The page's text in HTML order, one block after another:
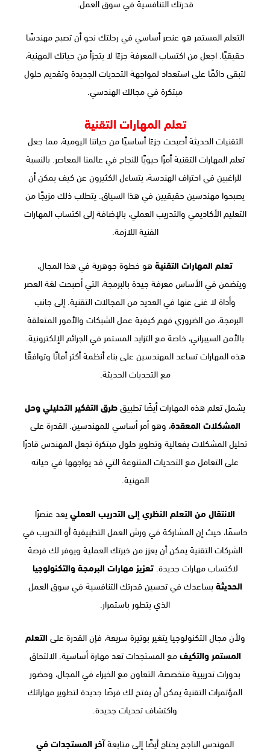
قدرتك التنافسية في سوق العمل.
التعلم المستمر هو عنصر أساسي في رحلتك نحو أن تصبح مهندسًا
حقيقيًا. اجعل من اكتساب المعرفة جزءًا لا يتجزأ من حياتك المهنية،
لتبقى دائمًا على استعداد لمواجهة التحديات الجديدة وتقديم حلول
مبتكرة في مجالك الهندسي.
تعلم المهارات التقنية
التقنيات الحديثة أصبحت جزءًا أساسيًا من حياتنا اليومية، مما جعل
تعلم المهارات التقنية أمرًا حيويًا للنجاح في عالمنا المعاصر. بالنسبة
للراغبين في احتراف الهندسة، يتساءل الكثيرون عن كيف يمكن أن
يصبحوا مهندسين حقيقيين في هذا السياق. يتطلب ذلك مزيجًا من
التعليم الأكاديمي والتدريب العملي، بالإضافة إلى اكتساب المهارات
الفنية اللازمة.
تعلم المهارات التقنيةهو خطوة جوهرية في هذا المجال،
ويتضمن في الأساس معرفة جيدة بالبرمجة، التي أصبحت لغة العصر
وأداة لا غنى عنها في العديد من المجالات التقنية. إلى جانب
البرمجة، من الضروري فهم كيفية عمل الشبكات والأمور المتعلقة
بالأمن السيبراني، خاصة مع التزايد المستمر في الجرائم الإلكترونية.
هذه المهارات تساعد المهندسين على بناء أنظمة أكثر أمانًا وتوافقًا
مع التحديات الحديثة.
يشمل تعلم هذه المهارات أيضًا تطبيقطرق التفكير التحليلي وحل
المشكلات المعقدة، وهو أمر أساسي للمهندسين. القدرة على
تحليل المشكلات بفعالية وتطوير حلول مبتكرة تجعل المهندس قادرًا
على التعامل مع التحديات المتنوعة التي قد يواجهها في حياته
المهنية.
الانتقال من التعلم النظري إلى التدريب العملي يعد عنصرًا
حاسمًا، حيث إن المشاركة في ورش العمل التطبيقية أو التدريب في
الشركات التقنية يمكن أن يعزز من خبرتك العملية ويوفر لك فرصة
لاكتساب مهارات جديدة.تعزيز مهارات البرمجة والتكنولوجيا
الحديثة يساعدك في تحسين قدرتك التنافسية في سوق العمل
الذي يتطور باستمرار.
ولأن مجال التكنولوجيا يتغير بوتيرة سريعة، فإن القدرة على التعلم
المستمر والتكيفمع المستجدات تعد مهارة أساسية. الالتحاق
بدورات تدريبية متخصصة، التعاون مع الخبراء في المجال، وحضور
المؤتمرات التقنية يمكن أن يفتح لك فرصًا جديدة لتطوير مهاراتك
واكتشاف تحديات جديدة.
المهندس الناجح يحتاج أيضًا إلى متابعةآخر المستجدات في